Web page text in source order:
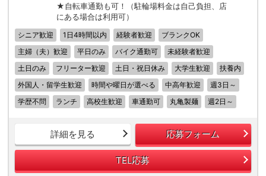
★自転車通勤も可！（駐輪場料金は自己負担、店
にある場合は利用可）
シニア歓迎 1日4時間以内 経験者歓迎
ブランクOK
主婦（夫）歓迎
平日のみ バイク通勤可
未経験者歓迎
土日のみ
フリーター歓迎 土日・祝日休み 大学生歓迎
扶養内
外国人・留学生歓迎
時間や曜日が選べる 中高年歓迎
週3日～
学歴不問
ランチ 高校生歓迎 車通勤可 丸亀製麺 週2日～
詳細を見る 応募フォーム
TEL応募